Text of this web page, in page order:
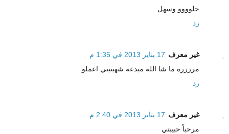
حلوووو وسهل
رد
غير معرف 17 يناير 2013 في 1:35 م
مرررره ما شا الله مبدعه شهيتيني اعملو
رد
غير معرف 17 يناير 2013 في 2:40 م
مرحباً حبيبتي